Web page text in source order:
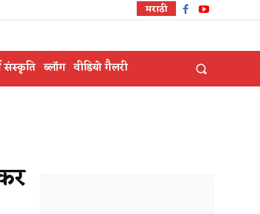
मराठी
संस्कृति ब्लॉग वीडियो गैलरी